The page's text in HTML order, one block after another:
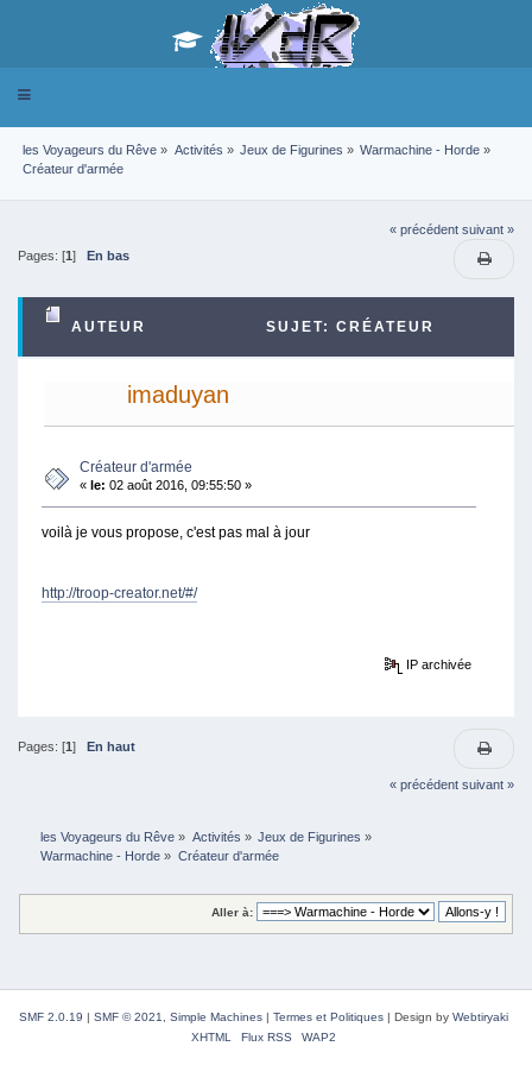
Toggle
les Voyageurs du Rêve » Activités » Jeux de Figurines » Warmachine - Horde »
Créateur d'armée
« précédent suivant »
Pages: [1] En bas
AUTEUR SUJET: CRÉATEUR
D'ARMÉE (LU 26346 FOIS)
imaduyan
Créateur d'armée
«le: 02 août 2016, 09:55:50 »
voilà je vous propose, c'est pas mal à jour
http://troop-creator.net/#/
IP archivée
Pages: [1] En haut
« précédent suivant »
les Voyageurs du Rêve » Activités » Jeux de Figurines »
Warmachine - Horde » Créateur d'armée
Aller à:
SMF 2.0.19 | SMF © 2021 Simple Machines| Termes et Politiques | Design by Webtiryaki
XHTML
Flux RSS WAP2